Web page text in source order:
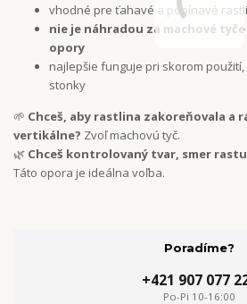
vhodné pre ťahavé a popínavé
nie je náhradou za machové
opory
najlepšie funguje pri skorom
stonky
🌱 Chceš, aby rastlina zakoreňovala a
vertikálne? Zvoľ machovú tyč.
🌿 Chceš kontrolovaný tvar, smer
Táto opora je ideálna voľba.
Poradíme?
+421 907 077
Po-Pi 10-16:00